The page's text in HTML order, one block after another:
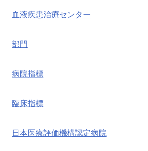
血液疾患治療センター
部門
病院指標
臨床指標
日本医療評価機構認定病院